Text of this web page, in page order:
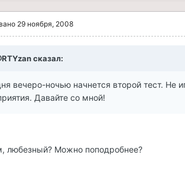
29 ноября, 2008
сказал:
вечеро-ночью начнется второй тест. Не
Давайте со мной!
любезный? Можно поподробнее?